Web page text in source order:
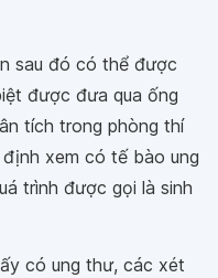
sau đó có thể được
được đưa qua ống
tích trong phòng thí
xem có tế bào ung
trình được gọi là sinh
có ung thư, các xét